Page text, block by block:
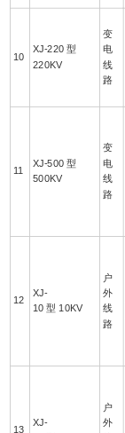
10
XJ-220 型
220KV
变
电
线
路
11
XJ-500 型
500KV
变
电
线
路
12
XJ-
10 型 10KV
户
外
线
路
13
XJ-
户
外